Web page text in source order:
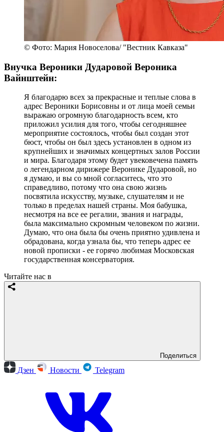
© Фото: Мария Новоселова/ "Вестник Кавказа"
Внучка Вероники Дударовой Вероника
Вайнштейн:
Я благодарю всех за прекрасные и теплые слова в
адрес Вероники Борисовны и от лица моей семьи
выражаю огромную благодарность всем, кто
приложил усилия для того, чтобы сегодняшнее
мероприятие состоялось, чтобы был создан этот
бюст, чтобы он был здесь установлен в одном из
крупнейших и значимых концертных залов России
и мира. Благодаря этому будет увековечена память
о легендарном дирижере Веронике Дударовой, но
я думаю, и вы со мной согласитесь, что это
справедливо, потому что она свою жизнь
посвятила искусству, музыке, слушателям и не
только в пределах нашей страны. Моя бабушка,
несмотря на все ее регалии, звания и награды,
была максимально скромным человеком по жизни.
Думаю, что она была бы очень приятно удивлена и
обрадована, когда узнала бы, что теперь адрес ее
новой прописки - ее горячо любимая Московская
государственная консерватория.
Читайте нас в
Поделиться
Дзен Новости Telegram